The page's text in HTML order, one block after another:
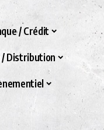
/ Crédit
/ Distribution